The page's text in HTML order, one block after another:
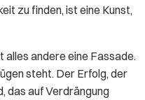
zu finden, ist eine Kunst,
alles andere eine Fassade.
steht. Der Erfolg, der
das auf Verdrängung